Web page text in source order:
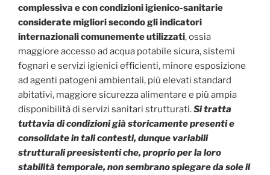
complessiva e con condizioni igienico-sanitarie
considerate migliori secondo gli indicatori
internazionali comunemente utilizzati, ossia
maggiore accesso ad acqua potabile sicura, sistemi
fognari e servizi igienici efficienti, minore esposizione
ad agenti patogeni ambientali, più elevati standard
abitativi, maggiore sicurezza alimentare e più ampia
disponibilità di servizi sanitari strutturati.Si tratta
tuttavia di condizioni già storicamente presenti e
consolidate in tali contesti, dunque variabili
strutturali preesistenti che, proprio per la loro
stabilità temporale, non sembrano spiegare da sole il